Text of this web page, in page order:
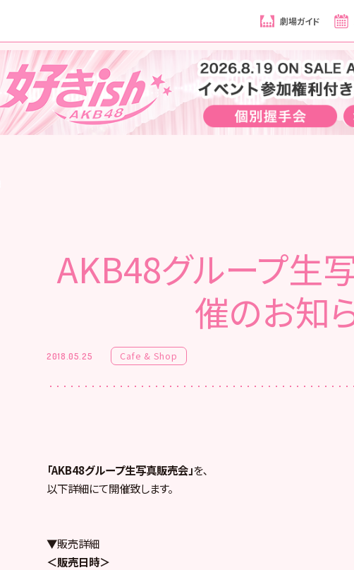
劇場ガイド
AKB48グループ生
催のお知
2018.05.25 Cafe & Shop
「AKB48グループ生写真販売会」を､
以下詳細にて開催致します。
▼販売詳細
＜販売日時＞